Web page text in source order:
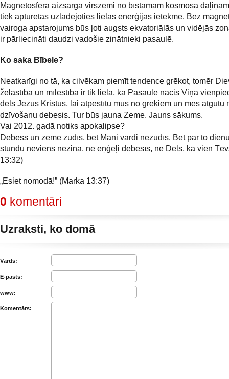
Magnetosfēra aizsargā virszemi no bīstamām kosmosa
tiek apturētas uzlādējoties lielās enerģijas ietekmē. Bez
vairoga apstarojums būs ļoti augsts ekvatoriālās un vidējās
ir pārliecināti daudzi vadošie zinātnieki pasaulē.
Ko saka Bībele?
Neatkarīgi no tā, ka cilvēkam piemīt tendence grēkot, tomēr
žēlastība un mīlestība ir tik liela, ka Pasaulē nācis Viņa
dēls Jēzus Kristus, lai atpestītu mūs no grēkiem un mēs atgūtu
dzīvošanu debesis. Tur būs jauna Zeme. Jauns sākums.
Vai 2012. gadā notiks apokalipse?
Debess un zeme zudīs, bet Mani vārdi nezudīs. Bet par to
stundu neviens nezina, ne eņģeļi debesīs, ne Dēls, kā vien
13:32)
„Esiet nomodā!” (Marka 13:37)
0 komentāri
Uzraksti, ko domā
Vārds:
E-pasts:
www:
Komentārs: